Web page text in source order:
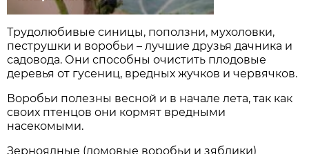
Трудолюбивые синицы, поползни, мухоловки,
пеструшки и воробьи – лучшие друзья дачника и
садовода. Они способны очистить плодовые
деревья от гусениц, вредных жучков и червячков.
Воробьи полезны весной и в начале лета, так как
своих птенцов они кормят вредными
насекомыми.
Зерноядные (домовые воробьи и зяблики)